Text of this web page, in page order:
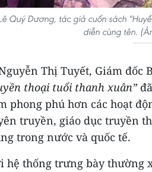
Quý Dương, tác giả cuốn sách
diễn cùng tên.
Thị Tuyết, Giám đốc
thoại tuổi thanh xuân”
phong phú hơn các hoạt
truyền, giáo dục truyền
trong nước và quốc tế.
hệ thống trưng bày thường